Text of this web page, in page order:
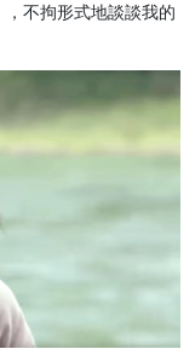
不拘形式地談談我的